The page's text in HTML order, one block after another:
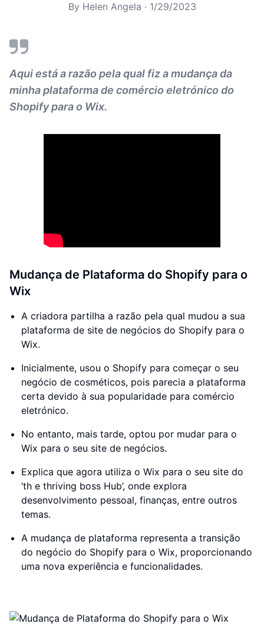
By Helen Angela · 1/29/2023
Aqui está a razão pela qual fiz a mudança da
minha plataforma de comércio eletrónico do
Shopify para o Wix.
Mudança de Plataforma do Shopify para o
Wix
A criadora partilha a razão pela qual mudou a sua
plataforma de site de negócios do Shopify para o
Wix.
Inicialmente, usou o Shopify para começar o seu
negócio de cosméticos, pois parecia a plataforma
certa devido à sua popularidade para comércio
eletrónico.
No entanto, mais tarde, optou por mudar para o
Wix para o seu site de negócios.
Explica que agora utiliza o Wix para o seu site do
‘th e thriving boss Hub’, onde explora
desenvolvimento pessoal, finanças, entre outros
temas.
A mudança de plataforma representa a transição
do negócio do Shopify para o Wix, proporcionando
uma nova experiência e funcionalidades.